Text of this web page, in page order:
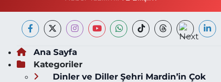
Ana Sayfa
Kategoriler
Dinler ve Diller Şehri Mardin’in Çok